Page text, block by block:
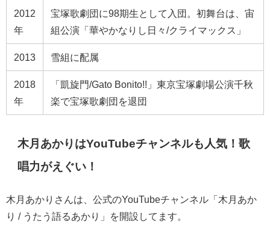
2012
年
宝塚歌劇団に98期生として入団。初舞台は、宙
組公演「華やかなりし日々/クライマックス」
2013 雪組に配属
2018
年
「凱旋門/Gato Bonito!!」東京宝塚劇場公演千秋
楽で宝塚歌劇団を退団
木月あかりはYouTubeチャンネルも人気！歌
唱力がえぐい！
木月あかりさんは、公式のYouTubeチャンネル「木月あか
り / うたう語るあかり」を開設してます。